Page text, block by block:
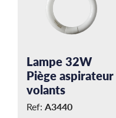
Lampe 32W
Piège aspirateur
volants
Ref: A3440